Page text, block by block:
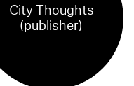
City Thoughts
(publisher)